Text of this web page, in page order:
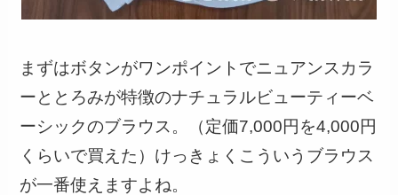
まずはボタンがワンポイントでニュアンスカラ
ーととろみが特徴のナチュラルビューティーベ
ーシックのブラウス。（定価7,000円を4,000円
くらいで買えた）けっきょくこういうブラウス
が一番使えますよね。